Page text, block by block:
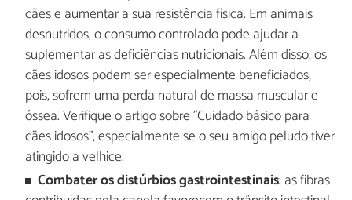
cães e aumentar a sua resistência física. Em animais
desnutridos, o consumo controlado pode ajudar a
suplementar as deficiências nutricionais. Além disso, os
cães idosos podem ser especialmente beneficiados,
pois, sofrem uma perda natural de massa muscular e
óssea. Verifique o artigo sobre "Cuidado básico para
cães idosos", especialmente se o seu amigo peludo tiver
atingido a velhice.
Combater os distúrbios gastrointestinais: as fibras